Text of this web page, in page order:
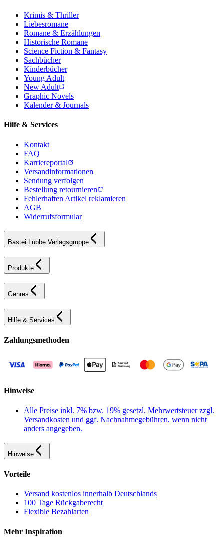
Krimis & Thriller
Liebesromane
Romane & Erzählungen
Historische Romane
Science Fiction & Fantasy
Sachbücher
Kinderbücher
Young Adult
New Adult
Graphic Novels
Kalender & Journals
Hilfe & Services
Kontakt
FAQ
Karriereportal
Versandinformationen
Sendung verfolgen
Bestellung retournieren
Fehlerhaften Artikel reklamieren
AGB
Widerrufsformular
Bastei Lübbe Verlagsgruppe
Produkte
Genres
Hilfe & Services
Zahlungsmethoden
Hinweise
Alle Preise inkl. 7% bzw. 19% gesetzl. Mehrwertsteuer zzgl.
Versandkosten und ggf. Nachnahmegebühren, wenn nicht
anders angegeben.
Hinweise
Vorteile
Versand kostenlos innerhalb Deutschlands
100 Tage Rückgaberecht
Flexible Bezahlarten
Mehr Inspiration